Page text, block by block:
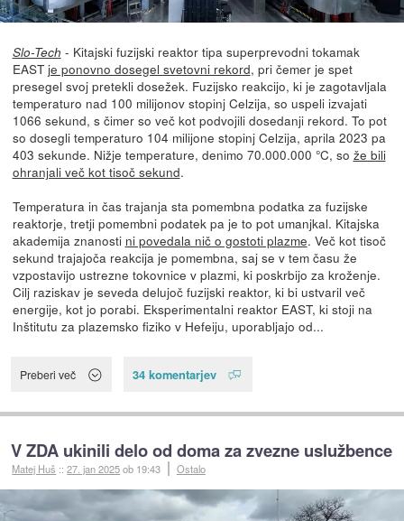
Slo-Tech - Kitajski fuzijski reaktor tipa superprevodni tokamak
EAST je ponovno dosegel svetovni rekord, pri čemer je spet
presegel svoj pretekli dosežek. Fuzijsko reakcijo, ki je zagotavljala
temperaturo nad 100 milijonov stopinj Celzija, so uspeli izvajati
1066 sekund, s čimer so več kot podvojili dosedanji rekord. To pot
so dosegli temperaturo 104 milijone stopinj Celzija, aprila 2023 pa
403 sekunde. Nižje temperature, denimo 70.000.000 °C, so že bili
ohranjali več kot tisoč sekund.
Temperatura in čas trajanja sta pomembna podatka za fuzijske
reaktorje, tretji pomembni podatek pa je to pot umanjkal. Kitajska
akademija znanosti ni povedala nič o gostoti plazme. Več kot tisoč
sekund trajajoča reakcija je pomembna, saj se v tem času že
vzpostavijo ustrezne tokovnice v plazmi, ki poskrbijo za kroženje.
Cilj raziskav je seveda delujoč fuzijski reaktor, ki bi ustvaril več
energije, kot jo porabi. Eksperimentalni reaktor EAST, ki stoji na
Inštitutu za plazemsko fiziko v Hefeiju, uporabljajo od...
Preberi več 34 komentarjev
V ZDA ukinili delo od doma za zvezne uslužbence
Matej Huš ::27. jan 2025ob 19:43 Ostalo